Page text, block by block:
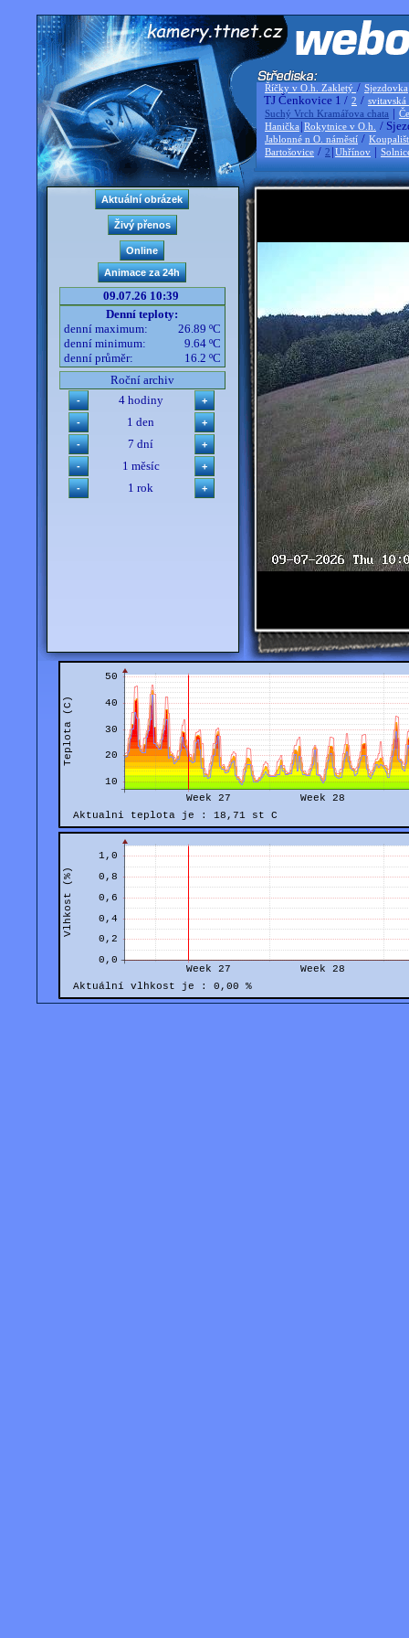
Říčky v O.h. Zakletý / Sjezdovka
TJ Čenkovice 1 / 2 / svitavská
Suchý Vrch Kramářova chata |
Hanička |Rokytnice v O.h. /
Jablonné n O. náměstí /
Bartošovice / 2 |Uhřínov |
09.07.26 10:39
Denní teploty:
denní maximum:
26.89 ºC
denní minimum:
9.64 ºC
denní průměr:
16.2 ºC
Roční archiv
4 hodiny
1 den
7 dní
1 měsíc
1 rok